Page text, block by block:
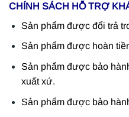
CHÍNH SÁCH HỖ TRỢ
Sản phẩm được đổi trả
Sản phẩm được hoàn
Sản phẩm được bảo
xuất xứ.
Sản phẩm được bảo